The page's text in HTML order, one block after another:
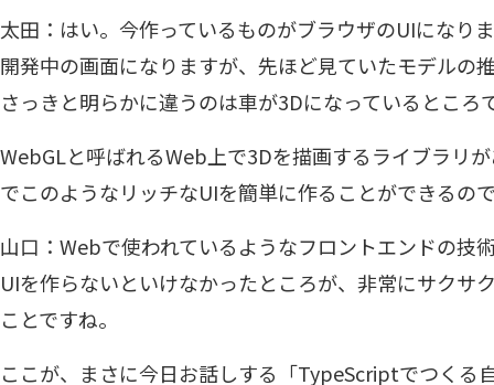
太田：はい。今作っているものがブラウザのUIになり
開発中の画面になりますが、先ほど見ていたモデルの
さっきと明らかに違うのは車が3Dになっているところ
WebGLと呼ばれるWeb上で3Dを描画するライブラリ
でこのようなリッチなUIを簡単に作ることができるの
山口：Webで使われているようなフロントエンドの技
UIを作らないといけなかったところが、非常にサクサ
ことですね。
ここが、まさに今日お話しする「TypeScriptでつくる